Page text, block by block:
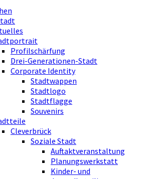
Profilschärfung
Drei-Generationen-Stadt
Corporate Identity
Stadtwappen
Stadtlogo
Stadtflagge
Souvenirs
Cleverbrück
Soziale Stadt
Auftaktveranstaltung
Planungswerkstatt
Kinder- und